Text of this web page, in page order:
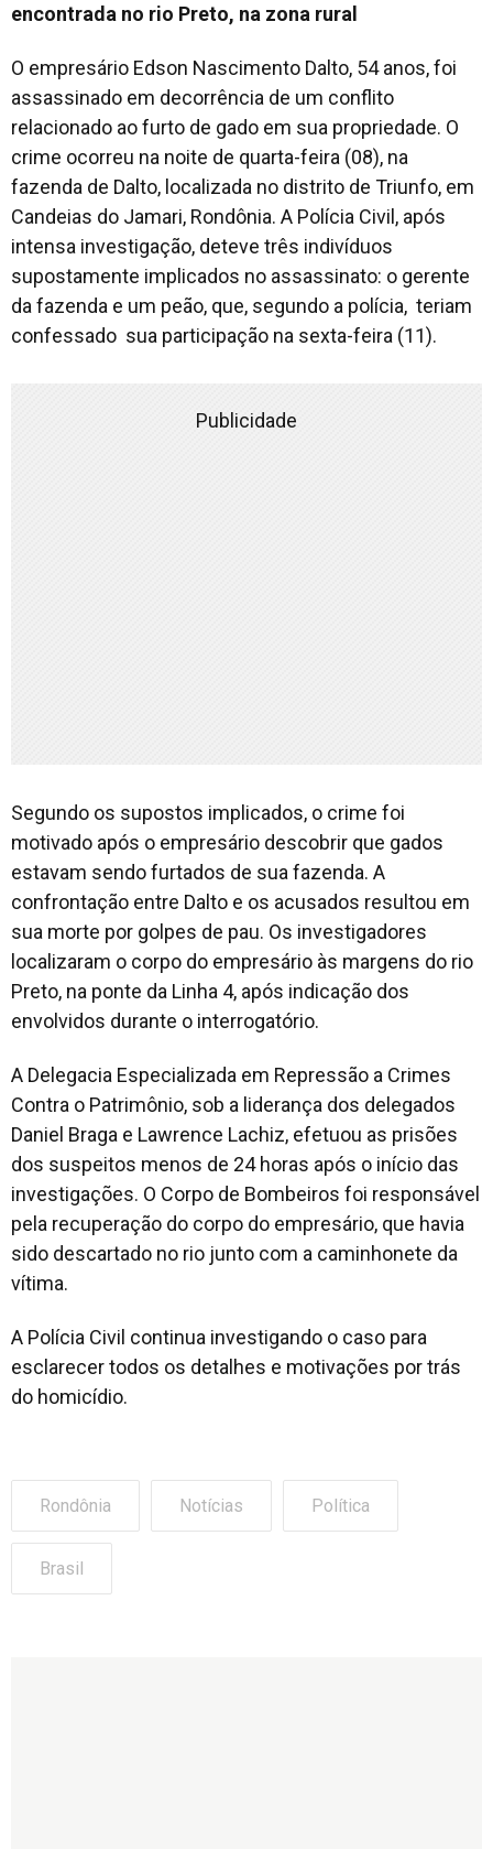
encontrada no rio Preto, na zona rural
O empresário Edson Nascimento Dalto, 54 anos, foi
assassinado em decorrência de um conflito
relacionado ao furto de gado em sua propriedade. O
crime ocorreu na noite de quarta-feira (08), na
fazenda de Dalto, localizada no distrito de Triunfo, em
Candeias do Jamari, Rondônia. A Polícia Civil, após
intensa investigação, deteve três indivíduos
supostamente implicados no assassinato: o gerente
da fazenda e um peão, que, segundo a polícia, teriam
confessado sua participação na sexta-feira (11).
Publicidade
Segundo os supostos implicados, o crime foi
motivado após o empresário descobrir que gados
estavam sendo furtados de sua fazenda. A
confrontação entre Dalto e os acusados resultou em
sua morte por golpes de pau. Os investigadores
localizaram o corpo do empresário às margens do rio
Preto, na ponte da Linha 4, após indicação dos
envolvidos durante o interrogatório.
A Delegacia Especializada em Repressão a Crimes
Contra o Patrimônio, sob a liderança dos delegados
Daniel Braga e Lawrence Lachiz, efetuou as prisões
dos suspeitos menos de 24 horas após o início das
investigações. O Corpo de Bombeiros foi responsável
pela recuperação do corpo do empresário, que havia
sido descartado no rio junto com a caminhonete da
vítima.
A Polícia Civil continua investigando o caso para
esclarecer todos os detalhes e motivações por trás
do homicídio.
Rondônia Notícias Política
Brasil